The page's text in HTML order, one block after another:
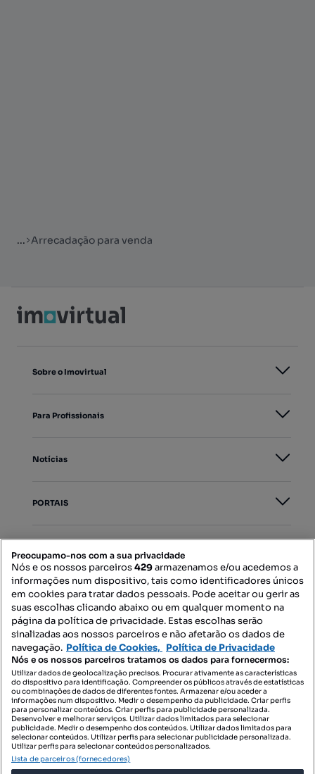
... Arrecadação para venda
Sobre o Imovirtual
Para Profissionais
Notícias
PORTAIS
Contacte-nos
SIGA-NOS:
DESCARREGAR NA:
Preocupamo-nos com a sua privacidade
Nós e os nossos parceiros429armazenamos e/ou acedemos a
informações num dispositivo, tais como identificadores únicos
em cookies para tratar dados pessoais. Pode aceitar ou gerir as
suas escolhas clicando abaixo ou em qualquer momento na
página da política de privacidade. Estas escolhas serão
sinalizadas aos nossos parceiros e não afetarão os dados de
navegação. Política de Cookies, Política de Privacidade
Nós e os nossos parceiros tratamos os dados para fornecermos:
Utilizar dados de geolocalização precisos. Procurar ativamente as características
do dispositivo para identificação. Compreender os públicos através de estatísticas
ou combinações de dados de diferentes fontes. Armazenar e/ou aceder a
informações num dispositivo. Medir o desempenho da publicidade. Criar perfis
para personalizar conteúdos. Criar perfis para publicidade personalizada.
Desenvolver e melhorar serviços. Utilizar dados limitados para selecionar
publicidade. Medir o desempenho dos conteúdos. Utilizar dados limitados para
selecionar conteúdos. Utilizar perfis para selecionar publicidade personalizada.
Utilizar perfis para selecionar conteúdos personalizados.
Lista de parceiros (fornecedores)